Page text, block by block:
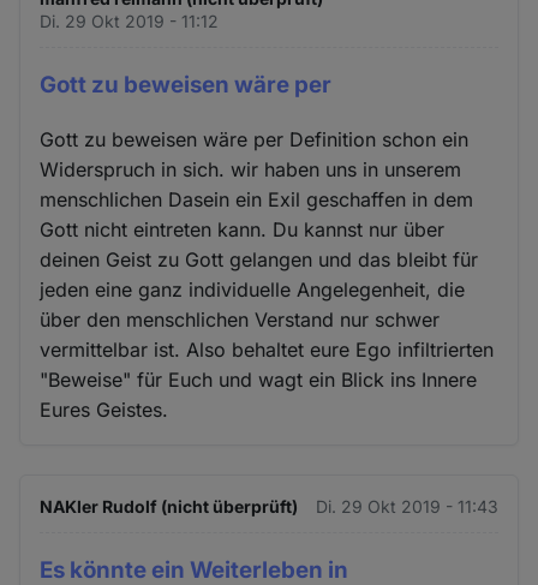
Di. 29 Okt 2019 - 11:12
Gott zu beweisen wäre per
Gott zu beweisen wäre per Definition schon ein
Widerspruch in sich. wir haben uns in unserem
menschlichen Dasein ein Exil geschaffen in dem
Gott nicht eintreten kann. Du kannst nur über
deinen Geist zu Gott gelangen und das bleibt für
jeden eine ganz individuelle Angelegenheit, die
über den menschlichen Verstand nur schwer
vermittelbar ist. Also behaltet eure Ego infiltrierten
"Beweise" für Euch und wagt ein Blick ins Innere
Eures Geistes.
NAKler Rudolf (nicht überprüft) Di. 29 Okt 2019 - 11:43
Es könnte ein Weiterleben in